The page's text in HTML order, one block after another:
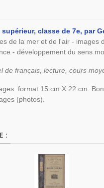
classe de 7e, par
de la mer et de l'air -
- développement du sens
de français, lecture, cours
format 15 cm X 22 cm.
(photos).
: